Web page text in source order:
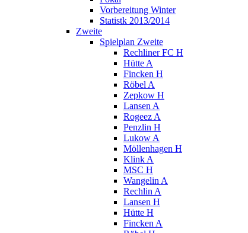
Vorbereitung Winter
Statistk 2013/2014
Zweite
Spielplan Zweite
Rechliner FC H
Hütte A
Fincken H
Röbel A
Zepkow H
Lansen A
Rogeez A
Penzlin H
Lukow A
Möllenhagen H
Klink A
MSC H
Wangelin A
Rechlin A
Lansen H
Hütte H
Fincken A